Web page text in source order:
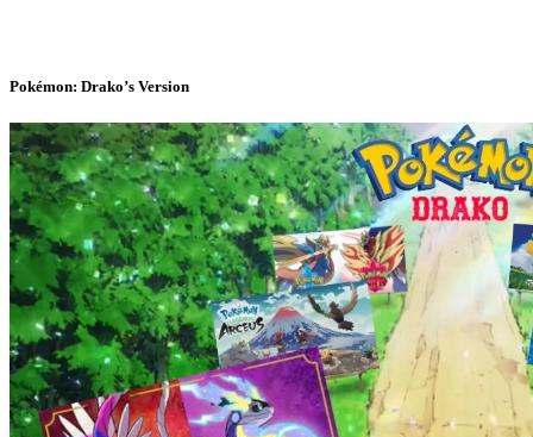
Pokémon: Drako’s Version